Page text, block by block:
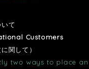
て
Customers
関して）
two ways to place